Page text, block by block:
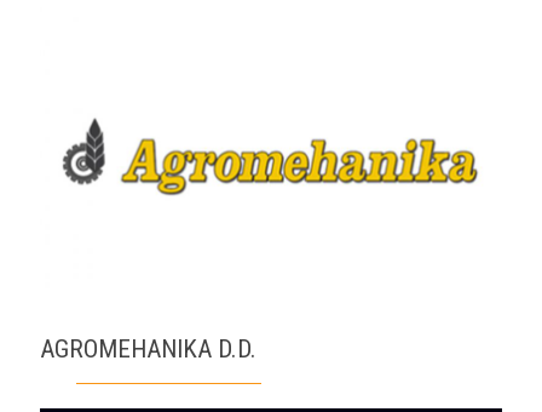
AGROMEHANIKA D.D.